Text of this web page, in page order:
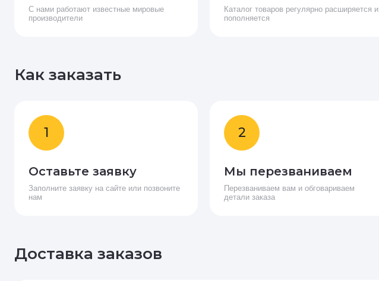
С нами работают известные мировые
производители
Каталог товаров регулярно расширяется и
пополняется
Как заказать
1
Оставьте заявку
Заполните заявку на сайте или позвоните
нам
2
Мы перезваниваем
Перезваниваем вам и обговариваем
детали заказа
Доставка заказов